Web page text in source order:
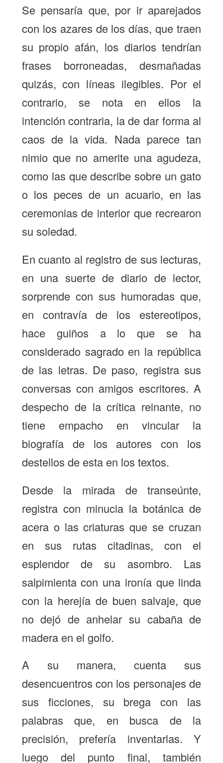
Se pensaría que, por ir aparejados
con los azares de los días, que traen
su propio afán, los diarios tendrían
frases borroneadas, desmañadas
quizás, con líneas ilegibles. Por el
contrario, se nota en ellos la
intención contraria, la de dar forma al
caos de la vida. Nada parece tan
nimio que no amerite una agudeza,
como las que describe sobre un gato
o los peces de un acuario, en las
ceremonias de interior que recrearon
su soledad.
En cuanto al registro de sus lecturas,
en una suerte de diario de lector,
sorprende con sus humoradas que,
en contravía de los estereotipos,
hace guiños a lo que se ha
considerado sagrado en la república
de las letras. De paso, registra sus
conversas con amigos escritores. A
despecho de la crítica reinante, no
tiene empacho en vincular la
biografía de los autores con los
destellos de esta en los textos.
Desde la mirada de transeúnte,
registra con minucia la botánica de
acera o las criaturas que se cruzan
en sus rutas citadinas, con el
esplendor de su asombro. Las
salpimienta con una ironía que linda
con la herejía de buen salvaje, que
no dejó de anhelar su cabaña de
madera en el golfo.
A su manera, cuenta sus
desencuentros con los personajes de
sus ficciones, su brega con las
palabras que, en busca de la
precisión, prefería inventarlas. Y
luego del punto final, también